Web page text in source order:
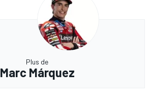
Plus de
Marc Márquez